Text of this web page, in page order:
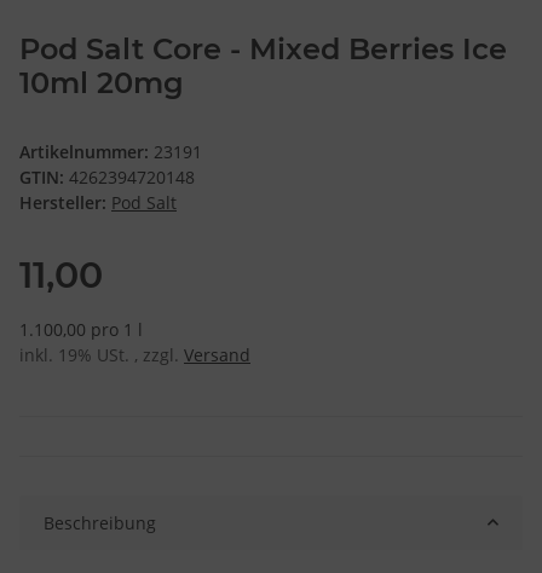
Pod Salt Core - Mixed Berries Ice
10ml 20mg
Artikelnummer: 23191
GTIN: 4262394720148
Hersteller: Pod Salt
11,00
1.100,00 pro 1 l
inkl. 19% USt. , zzgl. Versand
Beschreibung